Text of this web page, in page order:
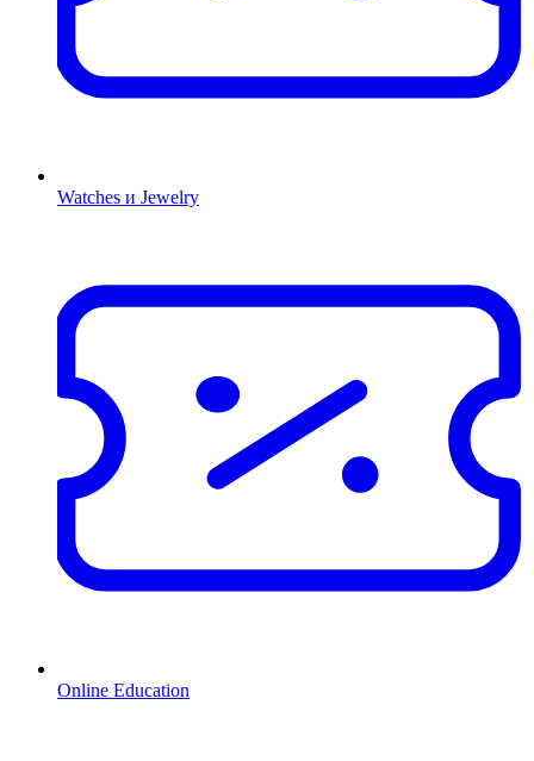
Watches и Jewelry
Online Education